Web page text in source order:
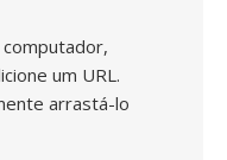
um URL.
arrastá-lo